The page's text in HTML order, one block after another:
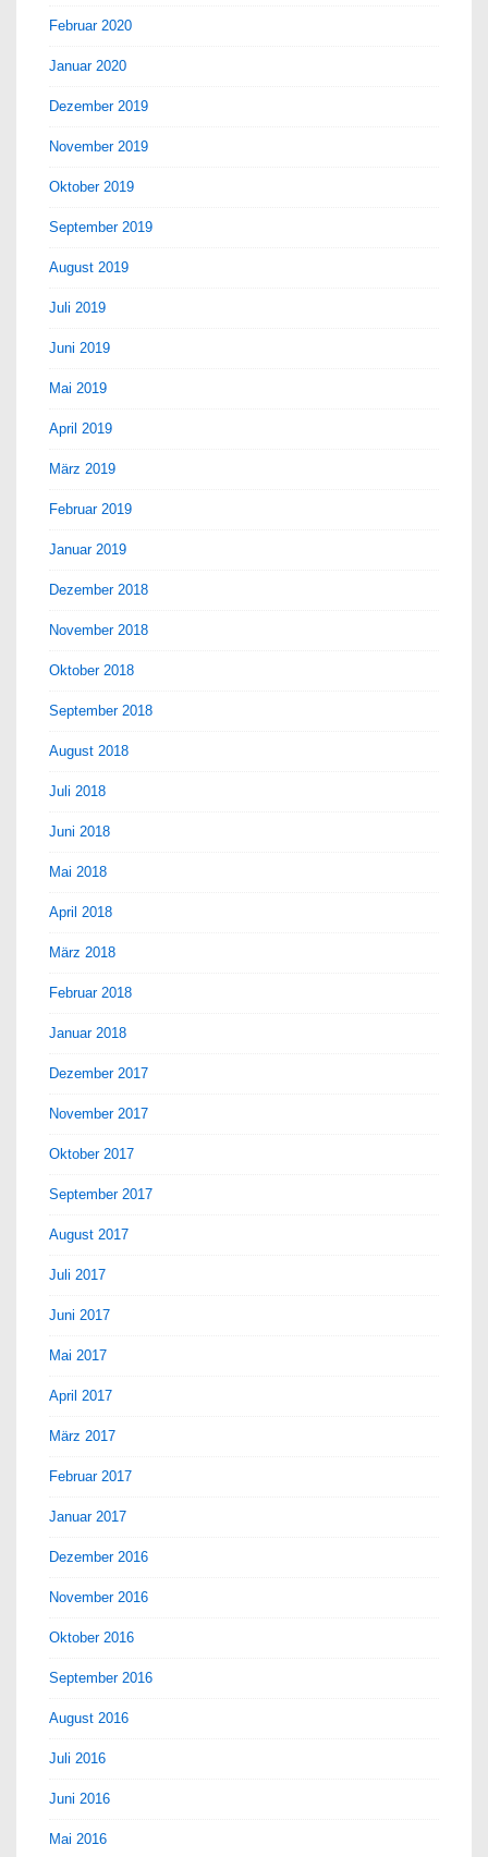
Februar 2020
Januar 2020
Dezember 2019
November 2019
Oktober 2019
September 2019
August 2019
Juli 2019
Juni 2019
Mai 2019
April 2019
März 2019
Februar 2019
Januar 2019
Dezember 2018
November 2018
Oktober 2018
September 2018
August 2018
Juli 2018
Juni 2018
Mai 2018
April 2018
März 2018
Februar 2018
Januar 2018
Dezember 2017
November 2017
Oktober 2017
September 2017
August 2017
Juli 2017
Juni 2017
Mai 2017
April 2017
März 2017
Februar 2017
Januar 2017
Dezember 2016
November 2016
Oktober 2016
September 2016
August 2016
Juli 2016
Juni 2016
Mai 2016